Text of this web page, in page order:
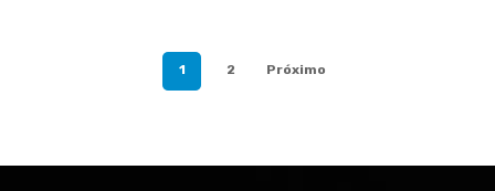
1 2 Próximo